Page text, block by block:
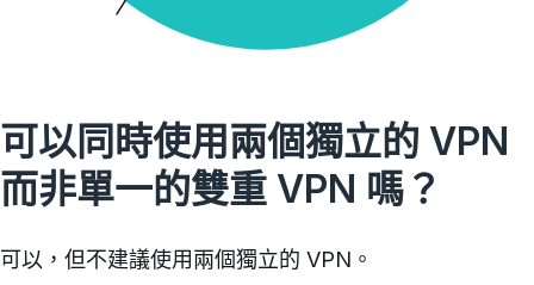
可以同時使用兩個獨立的 VPN
而非單一的雙重 VPN 嗎？
可以，但不建議使用兩個獨立的 VPN。